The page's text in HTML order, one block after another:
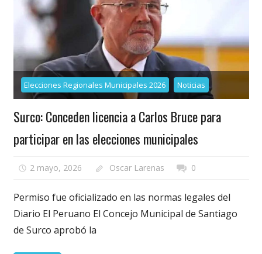
Elecciones Regionales Municipales 2026 Noticias
Surco: Conceden licencia a Carlos Bruce para
participar en las elecciones municipales
2 mayo, 2026 Oscar Larenas 0
Permiso fue oficializado en las normas legales del
Diario El Peruano El Concejo Municipal de Santiago
de Surco aprobó la